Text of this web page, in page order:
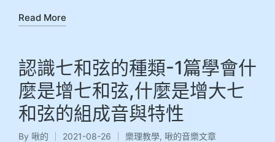
Read More
認識七和弦的種類-1篇學會什
麼是增七和弦,什麼是增大七
和弦的組成音與特性
By 啾的 2021-08-26 樂理教學, 啾的音樂文章